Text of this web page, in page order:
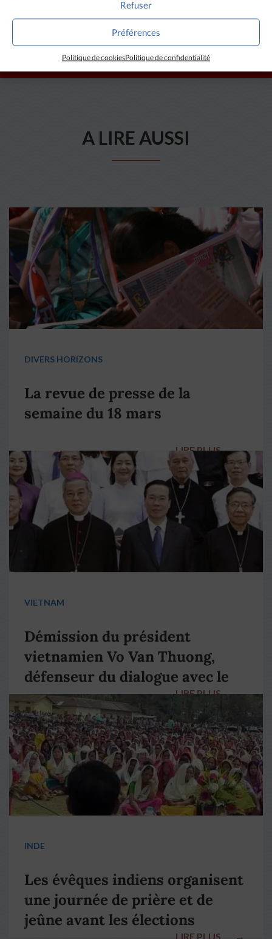
Refuser
Préférences
Politique de cookiesPolitique de confidentialité
A LIRE AUSSI
DIVERS HORIZONS
La revue de presse de la
semaine du 18 mars
LIRE PLUS →
VIETNAM
Démission du président
vietnamien Vo Van Thuong,
défenseur du dialogue avec le
pape François
LIRE PLUS →
INDE
Les évêques indiens organisent
une journée de prière et de
jeûne avant les élections
LIRE PLUS →